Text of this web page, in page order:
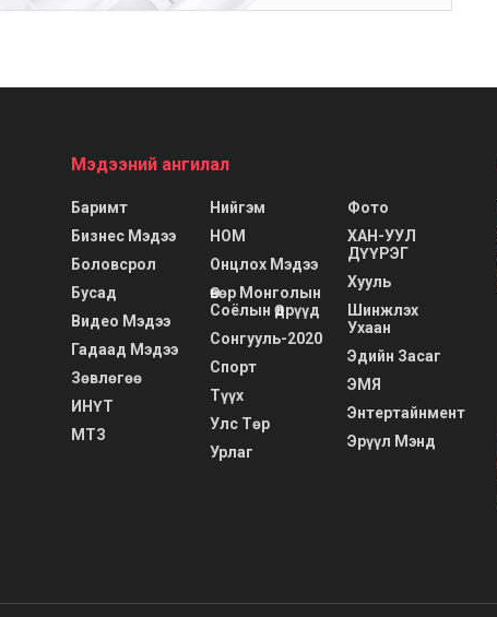
Мэдээний ангилал
Баримт
Бизнес Мэдээ
Боловсрол
Бусад
Видео Мэдээ
Гадаад Мэдээ
Зөвлөгөө
ИНҮТ
МТЗ
Нийгэм
НОМ
Онцлох Мэдээ
Өвөр Монголын
Соёлын Өдрүүд
Сонгууль-2020
Спорт
Түүх
Улс Төр
Урлаг
Фото
ХАН-УУЛ
ДҮҮРЭГ
Хууль
Шинжлэх
Ухаан
Эдийн Засаг
ЭМЯ
Энтертайнмент
Эрүүл Мэнд